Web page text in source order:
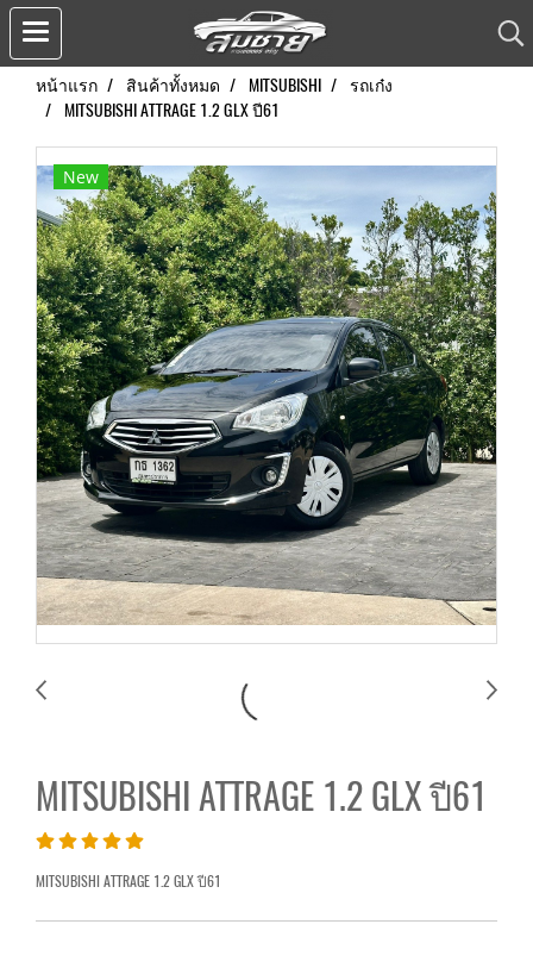
หน้าแรก สินค้าทั้งหมด MITSUBISHI
รถเก๋ง
MITSUBISHI ATTRAGE 1.2 GLX ปี61
New
MITSUBISHI ATTRAGE 1.2 GLX ปี61
MITSUBISHI ATTRAGE 1.2 GLX ปี61